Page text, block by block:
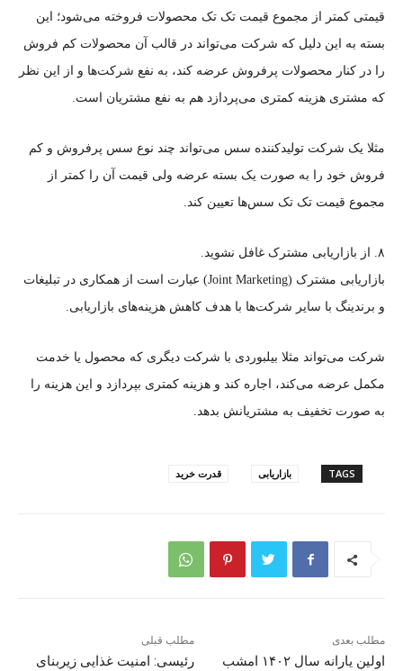
قیمتی کمتر از مجموع قیمت تک تک محصولات فروخته می‌شود؛ این
بسته به این دلیل که شرکت می‌تواند در قالب آن محصولات کم فروش
را در کنار محصولات پرفروش عرضه کند، به نفع شرکت‌ها و از این نظر
که مشتری هزینه کمتری می‌پردازد هم به نفع مشتریان است.
مثلا یک شرکت تولیدکننده سس‌ می‌تواند چند نوع سس پرفروش و کم
فروش خود را به صورت یک بسته عرضه ولی قیمت آن را کمتر از
مجموع قیمت تک تک سس‌ها تعیین کند.
۸. از بازاریابی مشترک غافل نشوید.
بازاریابی مشترک (Joint Marketing) عبارت است از همکاری در تبلیغات
و برندینگ با سایر شرکت‌ها با هدف کاهش هزینه‌های بازاریابی.
شرکت‌ می‌تواند مثلا بیلبوردی با شرکت دیگری که محصول یا خدمت
مکمل عرضه می‌کند، اجاره کند و هزینه کمتری بپردازد و این هزینه را
به صورت تخفیف به مشتریانش بدهد.
TAGS بازاریابی قدرت خرید
مطلب قبلی
رئیسی: امنیت غذایی زیربنای
مطلب بعدی
اولین یارانه سال ۱۴۰۲ امشب